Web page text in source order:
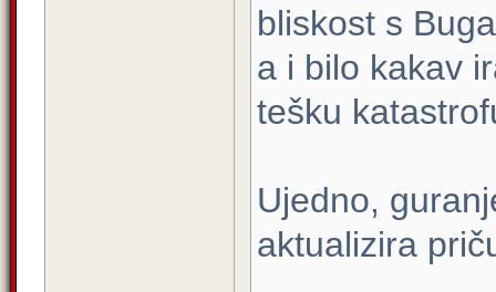
bliskost s
a i bilo kakav
tešku
Ujedno,
aktualizira